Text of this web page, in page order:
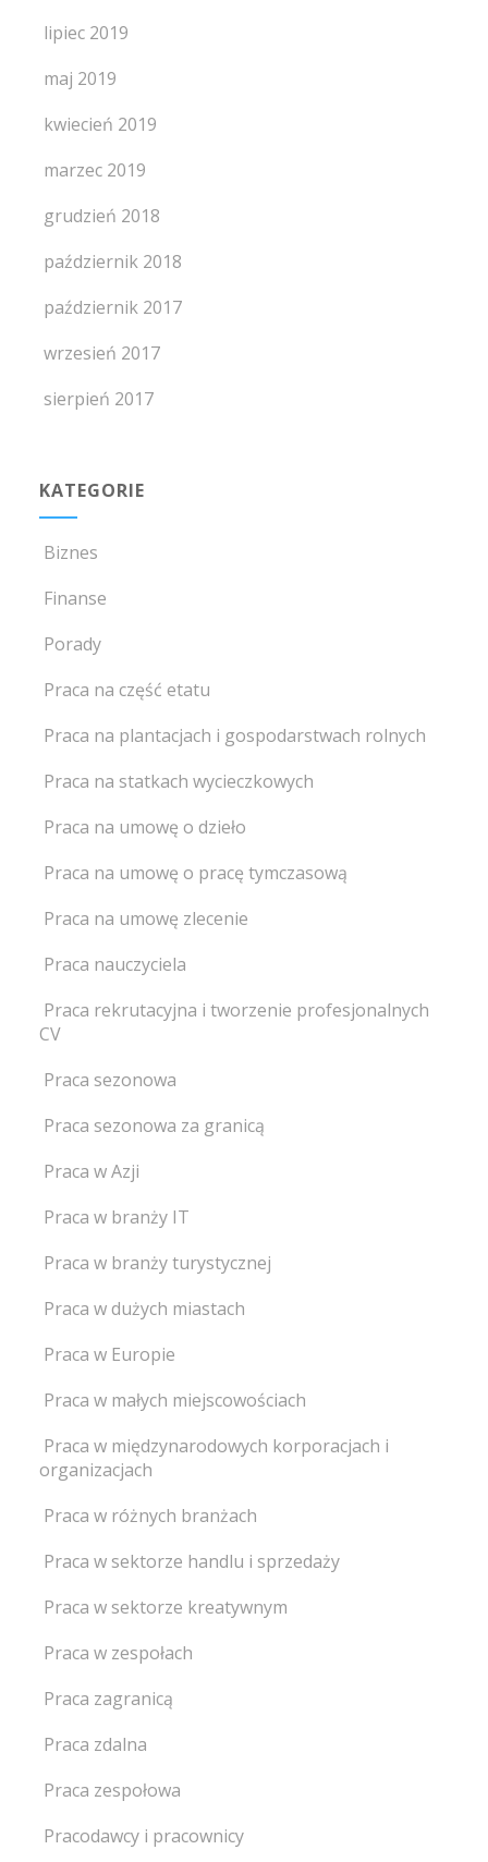
lipiec 2019
maj 2019
kwiecień 2019
marzec 2019
grudzień 2018
październik 2018
październik 2017
wrzesień 2017
sierpień 2017
KATEGORIE
Biznes
Finanse
Porady
Praca na część etatu
Praca na plantacjach i gospodarstwach rolnych
Praca na statkach wycieczkowych
Praca na umowę o dzieło
Praca na umowę o pracę tymczasową
Praca na umowę zlecenie
Praca nauczyciela
Praca rekrutacyjna i tworzenie profesjonalnych
CV
Praca sezonowa
Praca sezonowa za granicą
Praca w Azji
Praca w branży IT
Praca w branży turystycznej
Praca w dużych miastach
Praca w Europie
Praca w małych miejscowościach
Praca w międzynarodowych korporacjach i
organizacjach
Praca w różnych branżach
Praca w sektorze handlu i sprzedaży
Praca w sektorze kreatywnym
Praca w zespołach
Praca zagranicą
Praca zdalna
Praca zespołowa
Pracodawcy i pracownicy